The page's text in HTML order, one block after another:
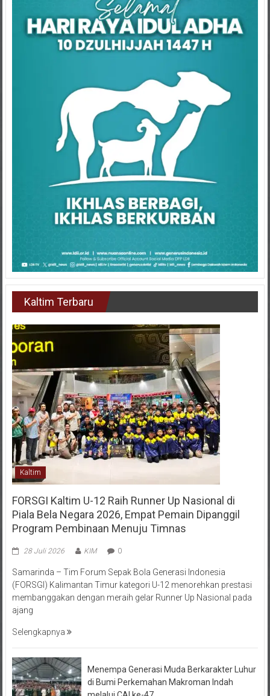
Kaltim Terbaru
Kaltim
FORSGI Kaltim U-12 Raih Runner Up Nasional di
Piala Bela Negara 2026, Empat Pemain Dipanggil
Program Pembinaan Menuju Timnas
(FORSGI) Kalimantan Timur kategori U-12 menorehkan prestasi
membanggakan dengan meraih gelar Runner Up Nasional pada
ajang
di Bumi Perkemahan Makroman Indah
melalui CAI ke-47